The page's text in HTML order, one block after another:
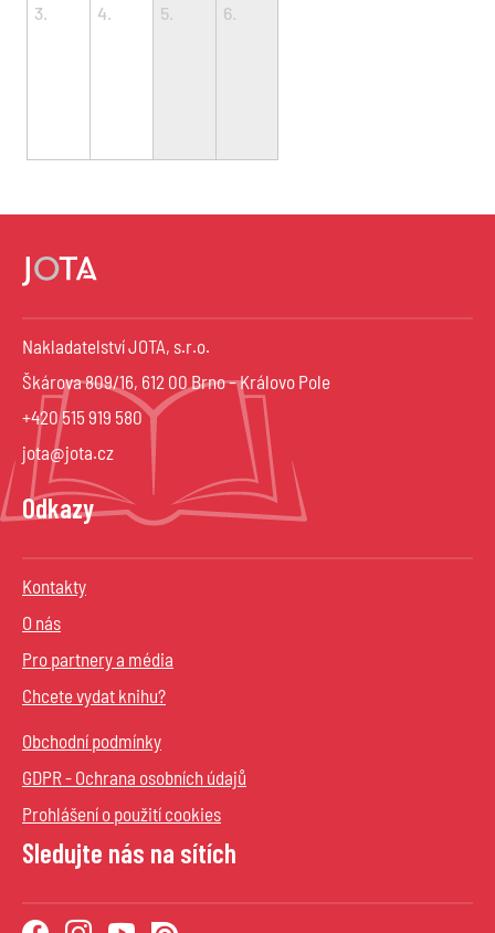
3. 4. 5. 6.
Nakladatelství JOTA, s.r.o.
Škárova 809/16, 612 00 Brno – Královo Pole
+420 515 919 580
jota@jota.cz
Odkazy
Kontakty
O nás
Pro partnery a média
Chcete vydat knihu?
Obchodní podmínky
GDPR - Ochrana osobních údajů
Prohlášení o použití cookies
Sledujte nás na sítích